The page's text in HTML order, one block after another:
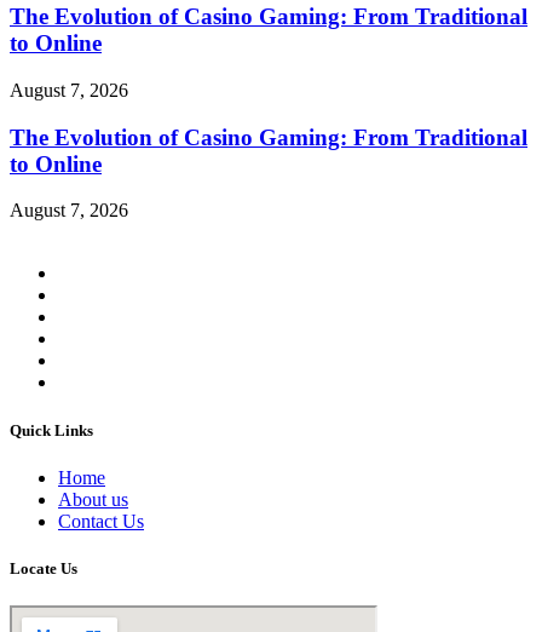
The Evolution of Casino Gaming: From Traditional
to Online
August 7, 2026
The Evolution of Casino Gaming: From Traditional
to Online
August 7, 2026
Quick Links
Home
About us
Contact Us
Locate Us